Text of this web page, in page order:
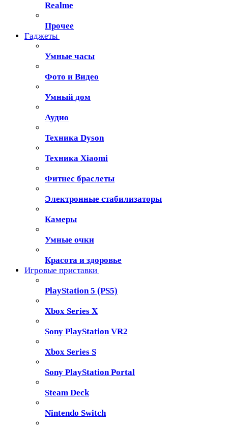
Realme
Прочее
Гаджеты
Умные часы
Фото и Видео
Умный дом
Аудио
Техника Dyson
Техника Xiaomi
Фитнес браслеты
Электронные стабилизаторы
Камеры
Умные очки
Красота и здоровье
Игровые приставки
PlayStation 5 (PS5)
Xbox Series X
Sony PlayStation VR2
Xbox Series S
Sony PlayStation Portal
Steam Deck
Nintendo Switch